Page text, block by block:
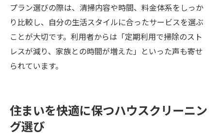
プラン選びの際は、清掃内容や時間、料金体系をしっか
り比較し、自分の生活スタイルに合ったサービスを選ぶ
ことが大切です。利用者からは「定期利用で掃除のスト
レスが減り、家族との時間が増えた」といった声も寄せ
られています。
住まいを快適に保つハウスクリーニン
グ選び